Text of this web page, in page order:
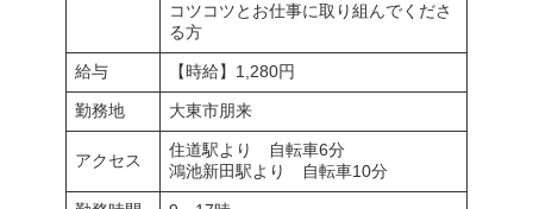
コツコツとお仕事に取り組んでくださ
る方
給与 【時給】1,280円
勤務地 大東市朋来
アクセス
住道駅より 自転車6分
鴻池新田駅より 自転車10分